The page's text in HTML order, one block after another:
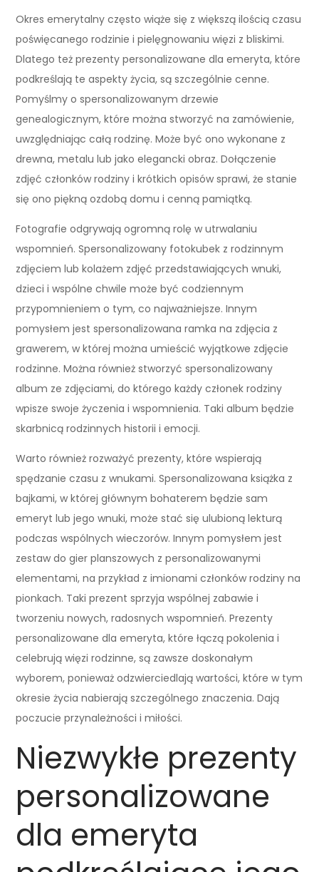
Okres emerytalny często wiąże się z większą ilością czasu
poświęcanego rodzinie i pielęgnowaniu więzi z bliskimi.
Dlatego też prezenty personalizowane dla emeryta, które
podkreślają te aspekty życia, są szczególnie cenne.
Pomyślmy o spersonalizowanym drzewie
genealogicznym, które można stworzyć na zamówienie,
uwzględniając całą rodzinę. Może być ono wykonane z
drewna, metalu lub jako elegancki obraz. Dołączenie
zdjęć członków rodziny i krótkich opisów sprawi, że stanie
się ono piękną ozdobą domu i cenną pamiątką.
Fotografie odgrywają ogromną rolę w utrwalaniu
wspomnień. Spersonalizowany fotokubek z rodzinnym
zdjęciem lub kolażem zdjęć przedstawiających wnuki,
dzieci i wspólne chwile może być codziennym
przypomnieniem o tym, co najważniejsze. Innym
pomysłem jest spersonalizowana ramka na zdjęcia z
grawerem, w której można umieścić wyjątkowe zdjęcie
rodzinne. Można również stworzyć spersonalizowany
album ze zdjęciami, do którego każdy członek rodziny
wpisze swoje życzenia i wspomnienia. Taki album będzie
skarbnicą rodzinnych historii i emocji.
Warto również rozważyć prezenty, które wspierają
spędzanie czasu z wnukami. Spersonalizowana książka z
bajkami, w której głównym bohaterem będzie sam
emeryt lub jego wnuki, może stać się ulubioną lekturą
podczas wspólnych wieczorów. Innym pomysłem jest
zestaw do gier planszowych z personalizowanymi
elementami, na przykład z imionami członków rodziny na
pionkach. Taki prezent sprzyja wspólnej zabawie i
tworzeniu nowych, radosnych wspomnień. Prezenty
personalizowane dla emeryta, które łączą pokolenia i
celebrują więzi rodzinne, są zawsze doskonałym
wyborem, ponieważ odzwierciedlają wartości, które w tym
okresie życia nabierają szczególnego znaczenia. Dają
poczucie przynależności i miłości.
Niezwykłe prezenty
personalizowane
dla emeryta